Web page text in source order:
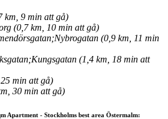
km, 9 min att gå)
(0,7 km, 10 min att gå)
(0,9 km, 11 min
(1,4 km, 18 min att
min att gå)
30 min att gå)
Apartment - Stockholms best area Östermalm: